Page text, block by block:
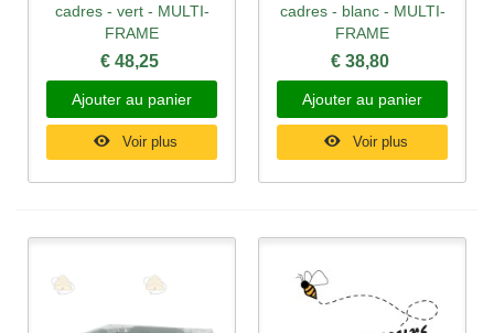
cadres - vert - MULTI-
FRAME
€ 48,25
Ajouter au panier
Voir plus
cadres - blanc - MULTI-
FRAME
€ 38,80
Ajouter au panier
Voir plus